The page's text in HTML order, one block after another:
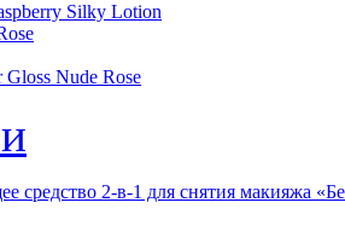
Silky Lotion
Gloss Nude Rose
средство 2-в-1 для снятия макияжа